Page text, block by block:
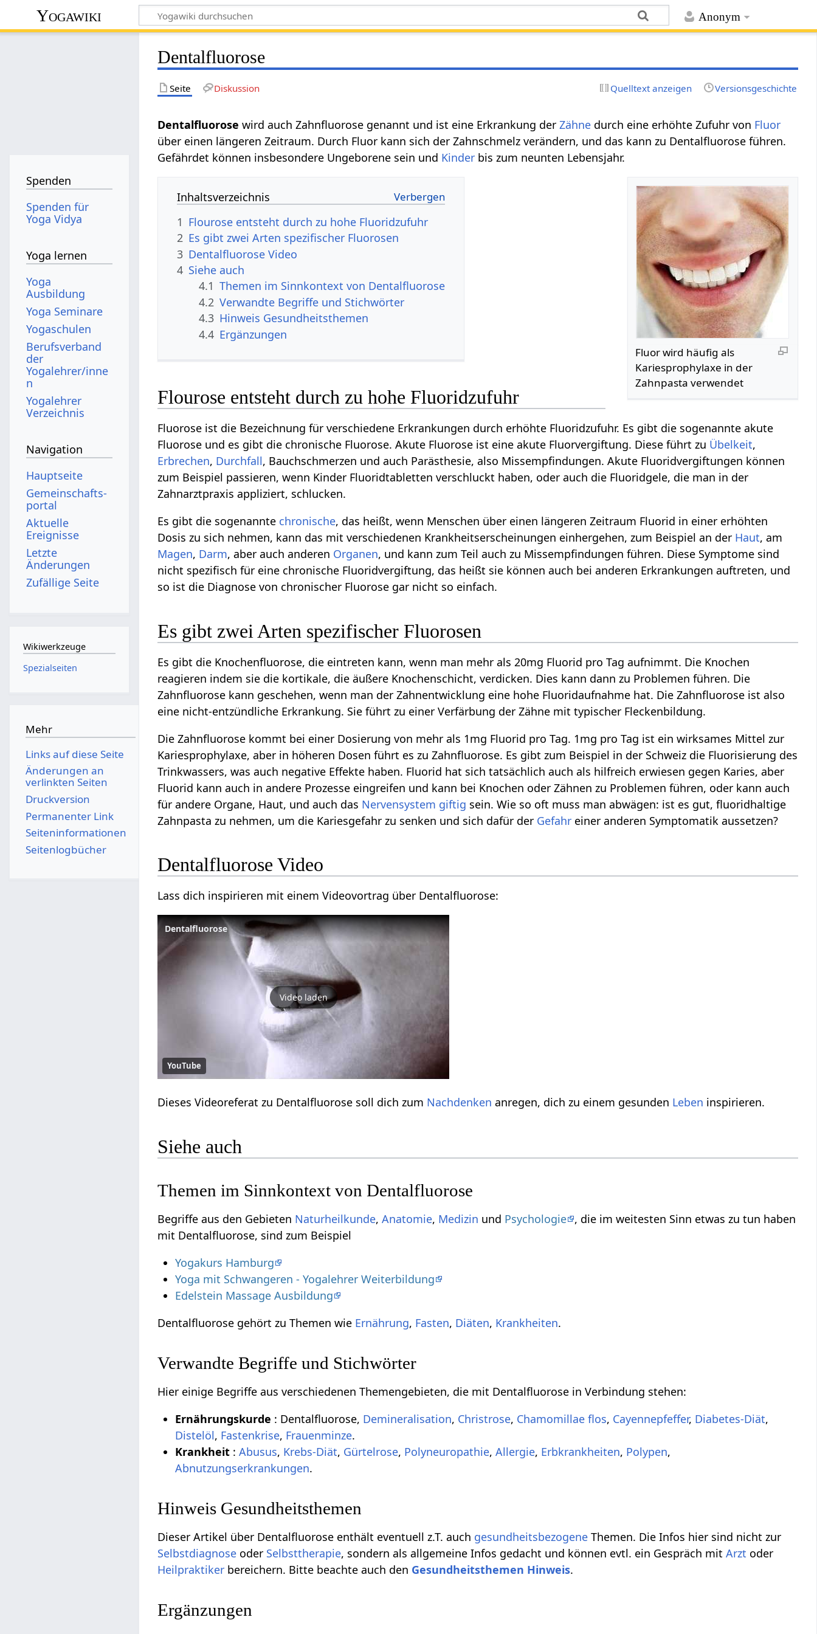
Anonym
Yogawiki
Dentalfluorose
Seite Diskussion Quelltext anzeigen Versionsgeschichte
Dentalfluorosewird auch Zahnfluorose genannt und ist eine Erkrankung derZähne durch eine erhöhte Zufuhr von Fluor
über einen längeren Zeitraum. Durch Fluor kann sich der Zahnschmelz verändern, und das kann zu Dentalfluorose führen.
Gefährdet können insbesondere Ungeborene sein und Kinder bis zum neunten Lebensjahr.
Fluor wird häufig als
Kariesprophylaxe in der
Zahnpasta verwendet
Inhaltsverzeichnis
1 Flourose entsteht durch zu hohe Fluoridzufuhr
2 Es gibt zwei Arten spezifischer Fluorosen
3 Dentalfluorose Video
4 Siehe auch
4.1 Themen im Sinnkontext von Dentalfluorose
4.2 Verwandte Begriffe und Stichwörter
4.3 Hinweis Gesundheitsthemen
4.4 Ergänzungen
Flourose entsteht durch zu hohe Fluoridzufuhr
Fluorose ist die Bezeichnung für verschiedene Erkrankungen durch erhöhte Fluoridzufuhr. Es gibt die sogenannte akute
Fluorose und es gibt die chronische Fluorose. Akute Fluorose ist eine akute Fluorvergiftung. Diese führt zu Übelkeit,
Erbrechen, Durchfall, Bauchschmerzen und auch Parästhesie, also Missempfindungen. Akute Fluoridvergiftungen können
zum Beispiel passieren, wenn Kinder Fluoridtabletten verschluckt haben, oder auch die Fluoridgele, die man in der
Zahnarztpraxis appliziert, schlucken.
Es gibt die sogenannte chronische, das heißt, wenn Menschen über einen längeren Zeitraum Fluorid in einer erhöhten
Dosis zu sich nehmen, kann das mit verschiedenen Krankheitserscheinungen einhergehen, zum Beispiel an der Haut, am
Magen, Darm, aber auch anderen Organen, und kann zum Teil auch zu Missempfindungen führen. Diese Symptome sind
nicht spezifisch für eine chronische Fluoridvergiftung, das heißt sie können auch bei anderen Erkrankungen auftreten, und
so ist die Diagnose von chronischer Fluorose gar nicht so einfach.
Es gibt zwei Arten spezifischer Fluorosen
Es gibt die Knochenfluorose, die eintreten kann, wenn man mehr als 20mg Fluorid pro Tag aufnimmt. Die Knochen
reagieren indem sie die kortikale, die äußere Knochenschicht, verdicken. Dies kann dann zu Problemen führen. Die
Zahnfluorose kann geschehen, wenn man der Zahnentwicklung eine hohe Fluoridaufnahme hat. Die Zahnfluorose ist also
eine nicht-entzündliche Erkrankung. Sie führt zu einer Verfärbung der Zähne mit typischer Fleckenbildung.
Die Zahnfluorose kommt bei einer Dosierung von mehr als 1mg Fluorid pro Tag. 1mg pro Tag ist ein wirksames Mittel zur
Kariesprophylaxe, aber in höheren Dosen führt es zu Zahnfluorose. Es gibt zum Beispiel in der Schweiz die Fluorisierung des
Trinkwassers, was auch negative Effekte haben. Fluorid hat sich tatsächlich auch als hilfreich erwiesen gegen Karies, aber
Fluorid kann auch in andere Prozesse eingreifen und kann bei Knochen oder Zähnen zu Problemen führen, oder kann auch
für andere Organe, Haut, und auch das Nervensystem giftig sein. Wie so oft muss man abwägen: ist es gut, fluoridhaltige
Zahnpasta zu nehmen, um die Kariesgefahr zu senken und sich dafür der Gefahr einer anderen Symptomatik aussetzen?
Dentalfluorose Video
Lass dich inspirieren mit einem Videovortrag über Dentalfluorose:
Dentalfluorose
Video laden
YouTube
Dieses Videoreferat zu Dentalfluorose soll dich zum Nachdenken anregen, dich zu einem gesunden Leben inspirieren.
Siehe auch
Themen im Sinnkontext von Dentalfluorose
Begriffe aus den Gebieten Naturheilkunde,Anatomie, Medizin und Psychologie , die im weitesten Sinn etwas zu tun haben
mit Dentalfluorose, sind zum Beispiel
Yogakurs Hamburg
Yoga mit Schwangeren - Yogalehrer Weiterbildung
Edelstein Massage Ausbildung
Dentalfluorose gehört zu Themen wie Ernährung, Fasten, Diäten, Krankheiten.
Verwandte Begriffe und Stichwörter
Hier einige Begriffe aus verschiedenen Themengebieten, die mit Dentalfluorose in Verbindung stehen:
Ernährungskurde : Dentalfluorose, Demineralisation, Christrose, Chamomillae flos, Cayennepfeffer, Diabetes-Diät,
Distelöl, Fastenkrise, Frauenminze.
Krankheit :Abusus, Krebs-Diät, Gürtelrose, Polyneuropathie,Allergie, Erbkrankheiten, Polypen,
Abnutzungserkrankungen.
Hinweis Gesundheitsthemen
Dieser Artikel über Dentalfluorose enthält eventuell z.T. auch gesundheitsbezogene Themen. Die Infos hier sind nicht zur
Selbstdiagnose oder Selbsttherapie, sondern als allgemeine Infos gedacht und können evtl. ein Gespräch mitArzt oder
Heilpraktiker bereichern. Bitte beachte auch den Gesundheitsthemen Hinweis.
Ergänzungen
Spenden
Spenden für
Yoga Vidya
Yoga lernen
Yoga
Ausbildung
Yoga Seminare
Yogaschulen
Berufsverband
der
Yogalehrer/inne
n
Yogalehrer
Verzeichnis
Navigation
Hauptseite
Gemeinschafts­
portal
Aktuelle
Ereignisse
Letzte
Änderungen
Zufällige Seite
Wikiwerkzeuge
Spezialseiten
Mehr
Links auf diese Seite
Änderungen an
verlinkten Seiten
Druckversion
Permanenter Link
Seiten­­informationen
Seitenlogbücher